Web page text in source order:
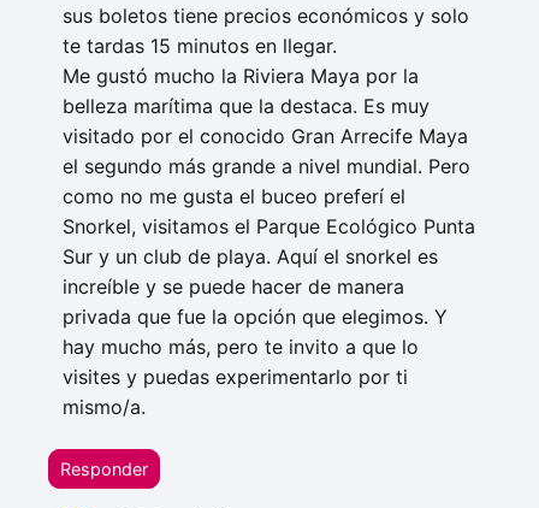
sus boletos tiene precios económicos y solo
te tardas 15 minutos en llegar.
Me gustó mucho la Riviera Maya por la
belleza marítima que la destaca. Es muy
visitado por el conocido Gran Arrecife Maya
el segundo más grande a nivel mundial. Pero
como no me gusta el buceo preferí el
Snorkel, visitamos el Parque Ecológico Punta
Sur y un club de playa. Aquí el snorkel es
increíble y se puede hacer de manera
privada que fue la opción que elegimos. Y
hay mucho más, pero te invito a que lo
visites y puedas experimentarlo por ti
mismo/a.
Responder